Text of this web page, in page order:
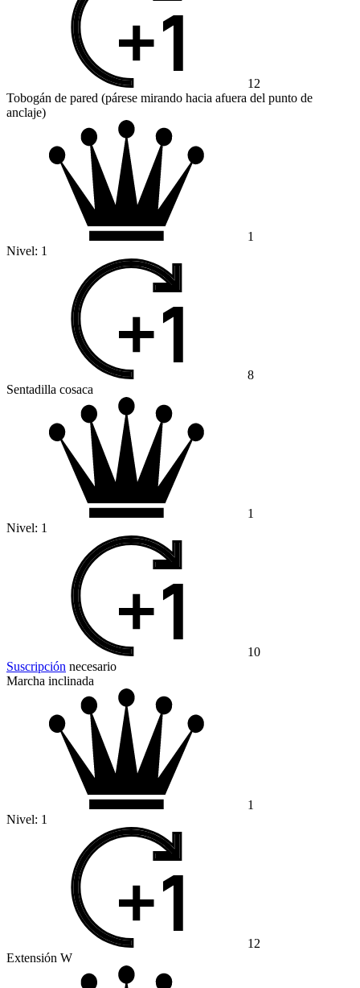
12
Tobogán de pared (párese mirando hacia afuera del punto de
anclaje)
1
Nivel: 1
8
Sentadilla cosaca
1
Nivel: 1
10
Suscripción necesario
Marcha inclinada
1
Nivel: 1
12
Extensión W